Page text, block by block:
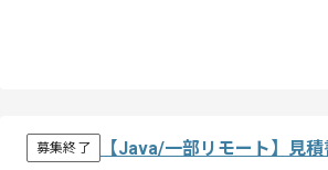
募集終了 【Java/一部リモート】見